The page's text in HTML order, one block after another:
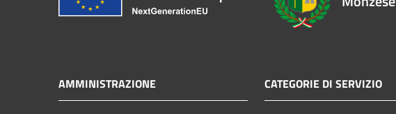
AMMINISTRAZIONE CATEGORIE DI SERVIZIO